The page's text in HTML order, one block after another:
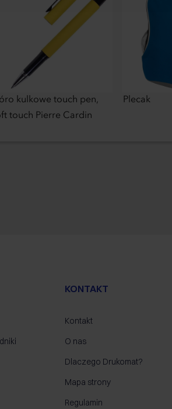
kulkowe touch pen,
touch Pierre Cardin
Plecak
KONTAKT
Kontakt
O nas
Dlaczego Drukomat?
Mapa strony
Regulamin